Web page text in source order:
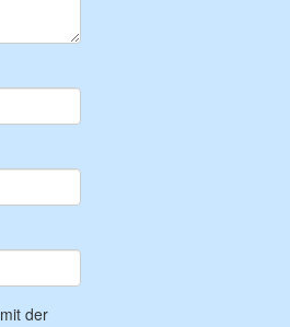
der